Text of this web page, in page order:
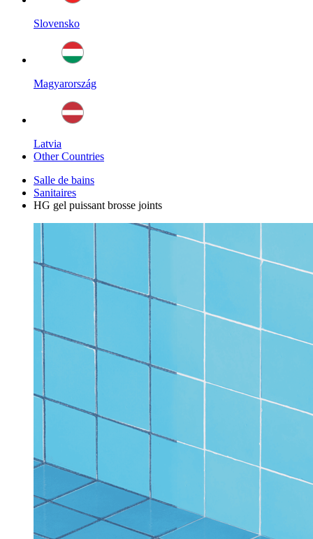
Slovensko
Magyarország
Latvia
Other Countries
Salle de bains
Sanitaires
HG gel puissant brosse joints